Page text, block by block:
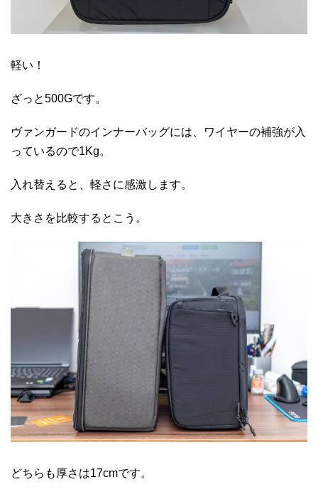
軽い！
ざっと500Gです。
ヴァンガードのインナーバッグには、ワイヤーの補強が入
っているので1Kg。
入れ替えると、軽さに感激します。
大きさを比較するとこう。
どちらも厚さは17cmです。